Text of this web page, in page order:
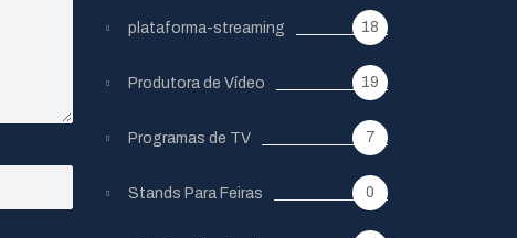
plataforma-streaming 18
Produtora de Vídeo 19
Programas de TV 7
Stands Para Feiras 0